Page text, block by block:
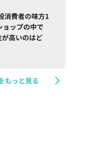
消費者の味方1
ョップの中で
が高いのはど
もっと見る